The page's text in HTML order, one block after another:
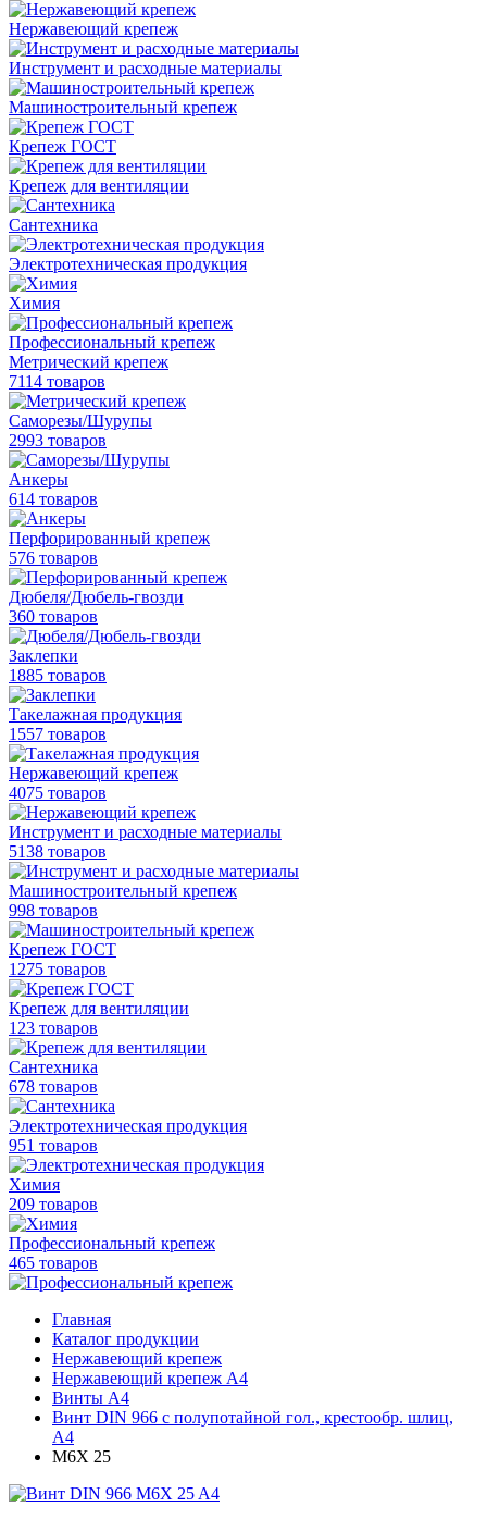
Нержавеющий крепеж
Инструмент и расходные материалы
Машиностроительный крепеж
Крепеж ГОСТ
Крепеж для вентиляции
Сантехника
Электротехническая продукция
Химия
Профессиональный крепеж
Метрический крепеж
7114 товаров
Саморезы/Шурупы
2993 товаров
Анкеры
614 товаров
Перфорированный крепеж
576 товаров
Дюбеля/Дюбель-гвозди
360 товаров
Заклепки
1885 товаров
Такелажная продукция
1557 товаров
Нержавеющий крепеж
4075 товаров
Инструмент и расходные материалы
5138 товаров
Машиностроительный крепеж
998 товаров
Крепеж ГОСТ
1275 товаров
Крепеж для вентиляции
123 товаров
Сантехника
678 товаров
Электротехническая продукция
951 товаров
Химия
209 товаров
Профессиональный крепеж
465 товаров
Главная
Каталог продукции
Нержавеющий крепеж
Нержавеющий крепеж А4
Винты А4
Винт DIN 966 с полупотайной гол., крестообр. шлиц,
А4
M6X 25